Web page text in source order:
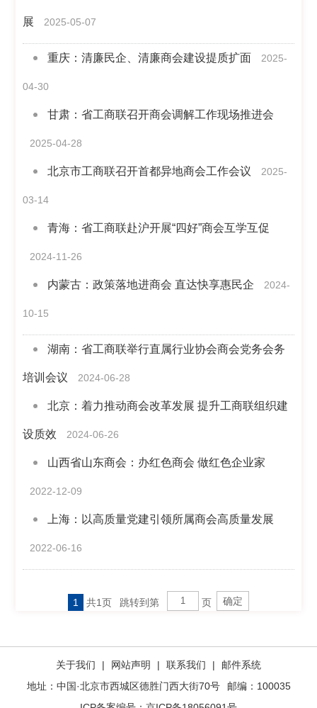
展 2025-05-07
重庆：清廉民企、清廉商会建设提质扩面 2025-
04-30
甘肃：省工商联召开商会调解工作现场推进会
2025-04-28
北京市工商联召开首都异地商会工作会议 2025-
03-14
青海：省工商联赴沪开展“四好”商会互学互促
2024-11-26
内蒙古：政策落地进商会 直达快享惠民企 2024-
10-15
湖南：省工商联举行直属行业协会商会党务会务
培训会议 2024-06-28
北京：着力推动商会改革发展 提升工商联组织建
设质效 2024-06-26
山西省山东商会：办红色商会 做红色企业家
2022-12-09
上海：以高质量党建引领所属商会高质量发展
2022-06-16
1 共1页 跳转到第 页
关于我们 | 网站声明 | 联系我们 |
邮件系统
地址：中国·北京市西城区德胜门西大街70号
邮编：100035